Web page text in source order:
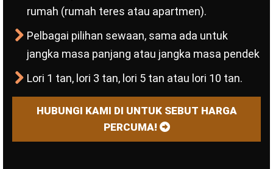
rumah (rumah teres atau apartmen).
Pelbagai pilihan sewaan, sama ada untuk
jangka masa panjang atau jangka masa pendek
Lori 1 tan, lori 3 tan, lori 5 tan atau lori 10 tan.
HUBUNGI KAMI DI UNTUK SEBUT HARGA
PERCUMA!